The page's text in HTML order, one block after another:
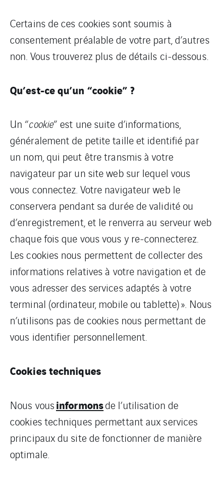
Certains de ces cookies sont soumis à
consentement préalable de votre part, d’autres
non. Vous trouverez plus de détails ci-dessous.
Qu’est-ce qu’un “cookie” ?
Un “cookie” est une suite d’informations,
généralement de petite taille et identifié par
un nom, qui peut être transmis à votre
navigateur par un site web sur lequel vous
vous connectez. Votre navigateur web le
conservera pendant sa durée de validité ou
d’enregistrement, et le renverra au serveur web
chaque fois que vous vous y re-connecterez.
Les cookies nous permettent de collecter des
informations relatives à votre navigation et de
vous adresser des services adaptés à votre
terminal (ordinateur, mobile ou tablette) ». Nous
n’utilisons pas de cookies nous permettant de
vous identifier personnellement.
Cookies techniques
Nous vousinformonsde l’utilisation de
cookies techniques permettant aux services
principaux du site de fonctionner de manière
optimale.